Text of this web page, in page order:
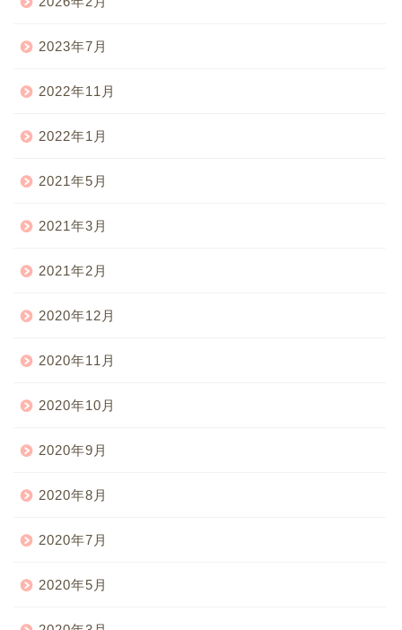
2023年7月
2022年11月
2022年1月
2021年5月
2021年3月
2021年2月
2020年12月
2020年11月
2020年10月
2020年9月
2020年8月
2020年7月
2020年5月